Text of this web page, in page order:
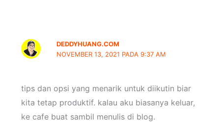
DEDDYHUANG.COM
NOVEMBER 13, 2021 PADA 9:37 AM
tips dan opsi yang menarik untuk diikutin biar
kita tetap produktif. kalau aku biasanya keluar,
ke cafe buat sambil menulis di blog.